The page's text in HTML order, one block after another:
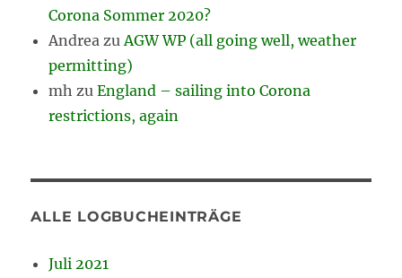
Corona Sommer 2020?
Andrea zu AGW WP (all going well, weather
permitting)
mh zuEngland – sailing into Corona
restrictions, again
ALLE LOGBUCHEINTRÄGE
Juli 2021